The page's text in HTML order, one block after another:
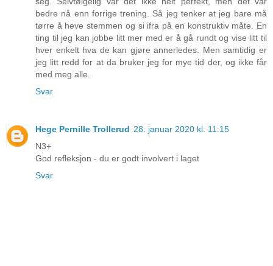
bedre nå enn forrige trening. Så jeg tenker at jeg bare må
tørre å heve stemmen og si ifra på en konstruktiv måte. En
ting til jeg kan jobbe litt mer med er å gå rundt og vise litt til
hver enkelt hva de kan gjøre annerledes. Men samtidig er
jeg litt redd for at da bruker jeg for mye tid der, og ikke får
med meg alle.
Svar
Hege Pernille Trollerud 28. januar 2020 kl. 11:15
N3+
God refleksjon - du er godt involvert i laget
Svar